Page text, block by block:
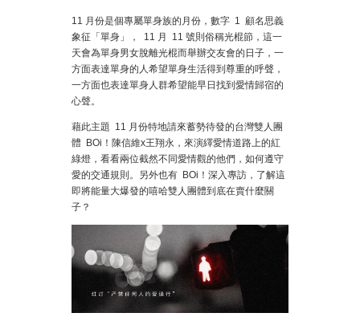
11 月份是個專屬單身族的月份，數字 1 顧名思義
象征「單身」， 11 月 11 號則俗稱光棍節，這一
天會為單身男女脫離光棍而舉辦交友會的日子，一
方面表達單身的人希望單身生活得到尊重的呼聲，
一方面也表達單身人群希望能早日找到愛情歸宿的
心聲。
藉此主題 11 月份特地請來蓄勢待發的台灣雙人團
體 BOi！陳信維x王翔永，來演繹愛情道路上的紅
綠燈，看看兩位截然不同愛情觀的他們，如何遵守
愛的交通規則。另外也有 BOi！深入專訪，了解這
即將能量大爆發的嘻哈雙人團體到底在賣什麼關
子？